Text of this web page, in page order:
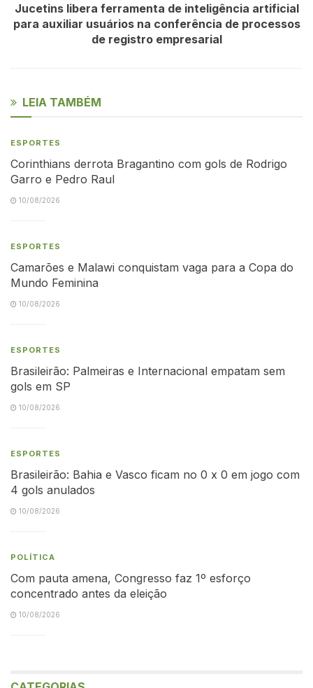
Jucetins libera ferramenta de inteligência artificial
para auxiliar usuários na conferência de processos
de registro empresarial
LEIA TAMBÉM
ESPORTES
Corinthians derrota Bragantino com gols de Rodrigo
Garro e Pedro Raul
10/08/2026
ESPORTES
Camarões e Malawi conquistam vaga para a Copa do
Mundo Feminina
10/08/2026
ESPORTES
Brasileirão: Palmeiras e Internacional empatam sem
gols em SP
10/08/2026
ESPORTES
Brasileirão: Bahia e Vasco ficam no 0 x 0 em jogo com
4 gols anulados
10/08/2026
POLÍTICA
Com pauta amena, Congresso faz 1º esforço
concentrado antes da eleição
10/08/2026